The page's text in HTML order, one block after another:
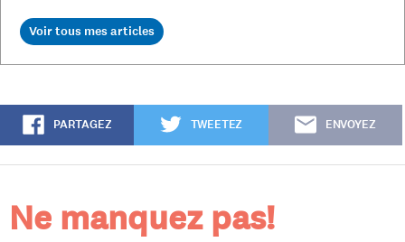
PARTAGEZ TWEETEZ ENVOYEZ
Ne manquez pas!